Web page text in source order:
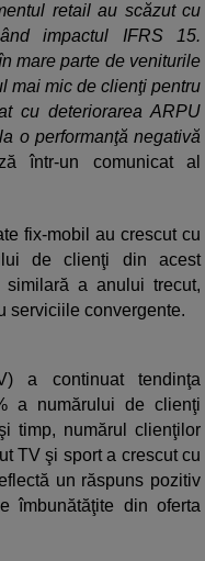
retail au scăzut cu
impactul IFRS 15.
mare parte de veniturile
mai mic de clienţi pentru
cu deteriorarea ARPU
o performanţă negativă
într-un comunicat al
fix-mobil au crescut cu
de clienţi din acest
a anului trecut,
serviciile convergente.
a continuat tendinţa
a numărului de clienţi
timp, numărul clienţilor
TV şi sport a crescut cu
un răspuns pozitiv
îmbunătăţite din oferta